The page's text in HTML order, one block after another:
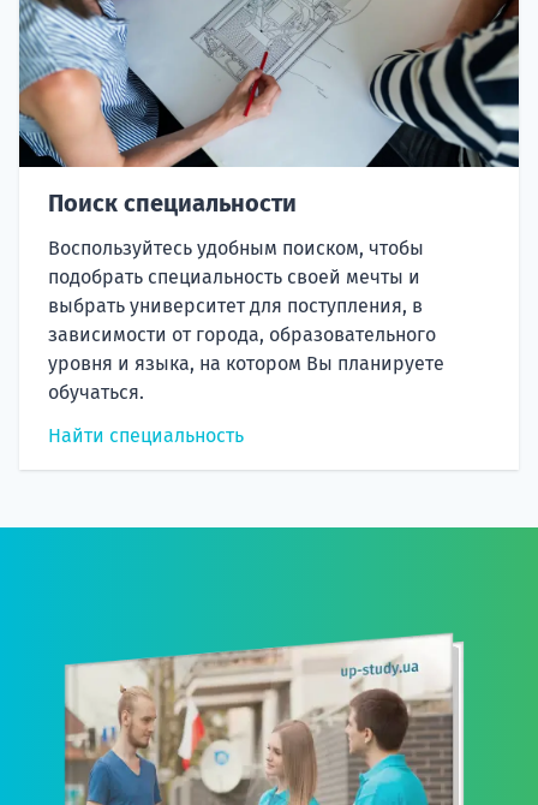
Поиск специальности
Воспользуйтесь удобным поиском, чтобы
подобрать специальность своей мечты и
выбрать университет для поступления, в
зависимости от города, образовательного
уровня и языка, на котором Вы планируете
обучаться.
Найти специальность